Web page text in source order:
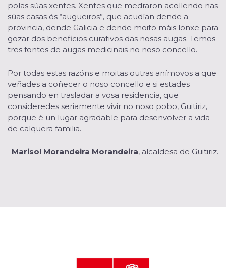
polas súas xentes. Xentes que medraron acollendo nas
súas casas ós “augueiros”, que acudían dende a
provincia, dende Galicia e dende moito máis lonxe para
gozar dos beneficios curativos das nosas augas. Temos
tres fontes de augas medicinais no noso concello.
Por todas estas razóns e moitas outras anímovos a que
veñades a coñecer o noso concello e si estades
pensando en trasladar a vosa residencia, que
consideredes seriamente vivir no noso pobo, Guitiriz,
porque é un lugar agradable para desenvolver a vida
de calquera familia.
Marisol Morandeira Morandeira, alcaldesa de Guitiriz.